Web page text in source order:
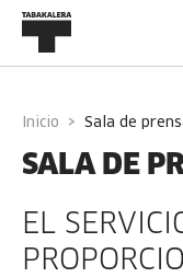
Inicio sala de
SALA DE
EL
Navigated to